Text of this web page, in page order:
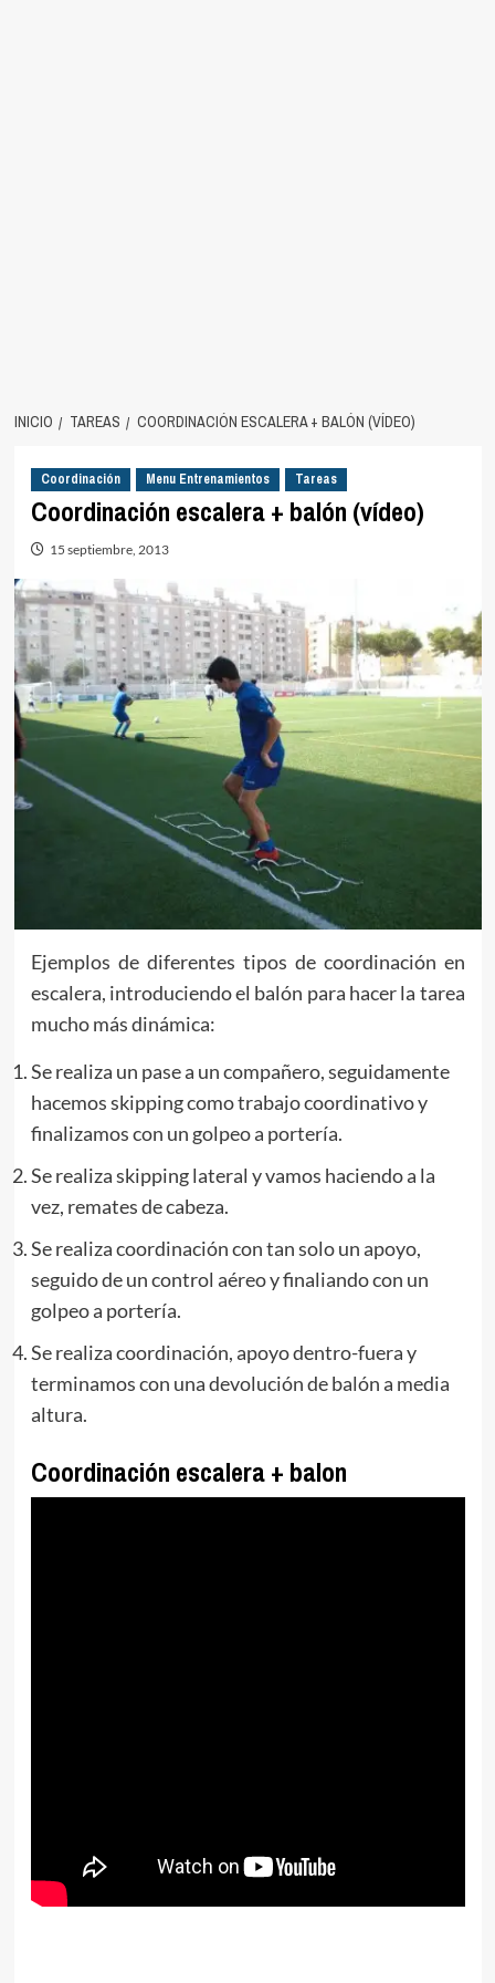
INICIO TAREAS COORDINACIÓN ESCALERA + BALÓN (VÍDEO)
Coordinación Menu Entrenamientos Tareas
Coordinación escalera + balón (vídeo)
15 septiembre, 2013
Ejemplos de diferentes tipos de coordinación en
escalera, introduciendo el balón para hacer la tarea
mucho más dinámica:
Se realiza un pase a un compañero, seguidamente
hacemos skipping como trabajo coordinativo y
finalizamos con un golpeo a portería.
Se realiza skipping lateral y vamos haciendo a la
vez, remates de cabeza.
Se realiza coordinación con tan solo un apoyo,
seguido de un control aéreo y finaliando con un
golpeo a portería.
Se realiza coordinación, apoyo dentro-fuera y
terminamos con una devolución de balón a media
altura.
Coordinación escalera + balon